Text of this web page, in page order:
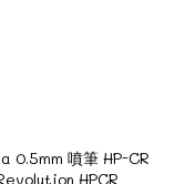
0.5mm 噴筆 HP-CR
HPCR